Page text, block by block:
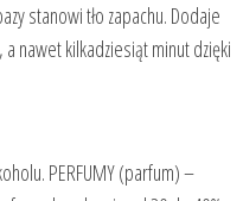
stanowi tło zapachu. Dodaje
nawet kilkadziesiąt minut dzięki
PERFUMY (parfum) –